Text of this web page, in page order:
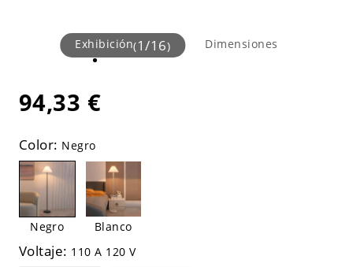
Exhibición(1/16) Dimensiones
94,33 €
Color: Negro
Negro Blanco
Voltaje: 110 A 120 V